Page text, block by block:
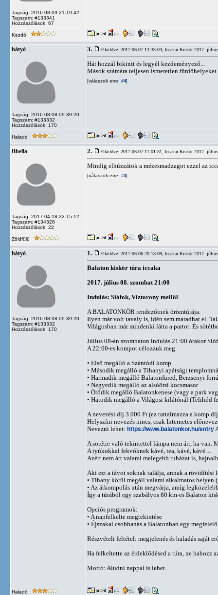
Tagság: 2016-08-09 21:19:42
Tagszám: #133341
Hozzászólások: 67
Kezdő
bátyó
Tagság: 2016-08-08 09:39:20
Tagszám: #133332
Hozzászólások: 170
3. Elküldve: 2017-06-07 13:33:04, Iccakai Kiskör 2017.
Hát hozzál bikinit és legyél kezdeményező...
Mások számára teljesen ismeretlen
[válaszok erre: #4]
Haladó
Bbella
Tagság: 2017-04-18 22:15:12
Tagszám: #134328
Hozzászólások: 22
2. Elküldve: 2017-06-07 11:01:31, Iccakai Kiskör 2017.
Mindig elhúzzátok a mézesmadzagot ezzel az
[válaszok erre: #3]
Zöldfülű
bátyó
Tagság: 2016-08-08 09:39:20
Tagszám: #133332
Hozzászólások: 170
1. Elküldve: 2017-06-06 20:18:09, Iccakai Kiskör 2017.
Balaton kiskör túra iccaka
2017. július 08. szombat 21:00
Indulás: Siófok, Víztorony mellől
A BALATONKÖR rendezőinek örömtúrája.
Ilyen már volt tavaly is, idén sem maradhat el.
Világosban már mindenki látta a partot. És
Július 08-án szombaton indulás 21:00 órakor
A 22:00-es kompot célozzuk meg.
• Első megálló a Szántódi komp
• Második megálló a Tihanyi apátsági
• Harmadik megálló Balatonfüred, Berzsenyi
• Negyedik megálló az alsóörsi kocsmasor
• Ötödik megálló Balatonkenese (vagy a park
• Hatodik megálló a Világosi kilátónál (Telihód
A nevezési díj 3.000 Ft (ez tartalmazza a komp
Helyszíni nevezés nincs, csak Internetes
Nevezni lehet: https://www.balatonkor.hu/entry
A sötétre való tekintettel lámpa nem árt, ha van.
A tyúkokkal fekvőknek kávé, tea, kávé, kávé…
Azért nem árt valami melegebb ruházat is,
Aki ezt a távot soknak találja, annak a rövidítési
• Tihany körül megáll valami alkalmatos helyen
• Az átkompolás után megvárja, amíg
Így a túrából egy szabályos 80 km-es Balaton
Opciós programok:
• A napfelkelte megtekintése
• Éjszakai csobbanás a Balatonban egy
Részvételi feltétel: megjelenés és haladás saját
Ha felkeltette az érdeklődésed a túra, ne habozz
Mottó: Aludni nappal is lehet.
Haladó